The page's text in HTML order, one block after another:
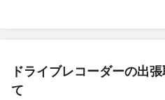
ドライブレコーダーの出
て